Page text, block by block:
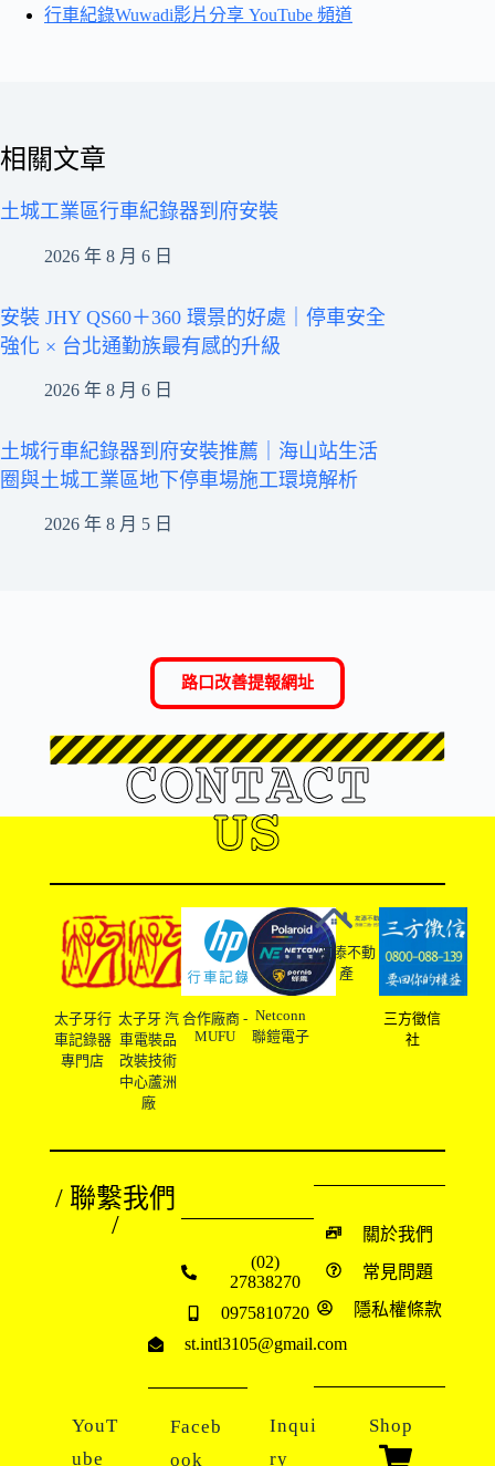
行車紀錄Wuwadi影片分享 YouTube 頻道
相關文章
土城工業區行車紀錄器到府安裝
2026 年 8 月 6 日
安裝 JHY QS60＋360 環景的好處｜停車安全
強化 × 台北通勤族最有感的升級
2026 年 8 月 6 日
土城行車紀錄器到府安裝推薦｜海山站生活
圈與土城工業區地下停車場施工環境解析
2026 年 8 月 5 日
路口改善提報網址
CONTACT
US
太子牙行
車記錄器
專門店
太子牙 汽
車電裝品
改裝技術
中心蘆洲
廠
合作廠商 -
MUFU
Netconn
聯鎧電子
友溙不動
產
三方徵信
社
/ 聯繫我們
/
(02)
27838270
0975810720
st.intl3105@gmail.com
關於我們
常見問題
隱私權條款
YouT
ube
Faceb
ook
Inqui
ry
Shop